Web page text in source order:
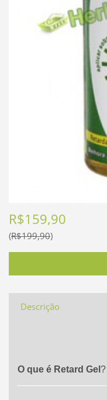
R$159,90
R$199,90
Descrição
O que é Retard Gel ?